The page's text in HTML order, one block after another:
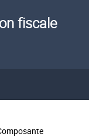
fiscale